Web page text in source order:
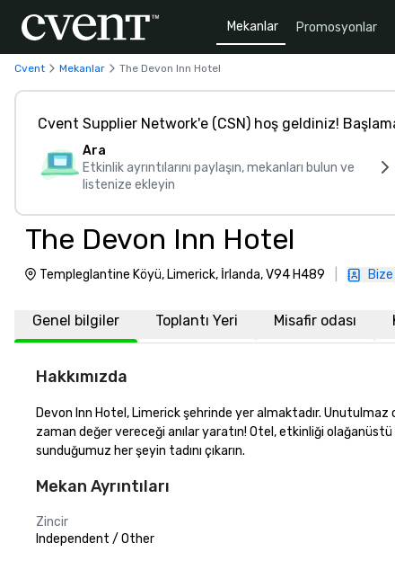
Mekanlar Promosyonlar
Cvent Mekanlar The Devon Inn Hotel
Cvent Supplier Network'e (CSN) hoş geldiniz!
Ara
Etkinlik ayrıntılarını paylaşın, mekanları bulun ve
listenize ekleyin
The Devon Inn Hotel
Templeglantine Köyü, Limerick, İrlanda, V94 H489 Bize
Genel bilgiler Toplantı Yeri Misafir odası
Hakkımızda
Devon Inn Hotel, Limerick şehrinde yer almaktadır.
zaman değer vereceği anılar yaratın! Otel, etkinliği
sunduğumuz her şeyin tadını çıkarın.
Mekan Ayrıntıları
Zincir
Independent / Other